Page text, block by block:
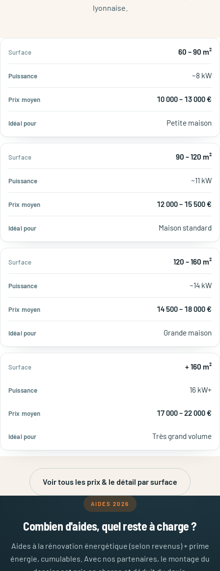
lyonnaise.
Surface 60 – 90 m²
~8 kW
10 000 – 13 000 €
Petite maison
90 – 120 m²
~11 kW
12 000 – 15 500 €
Maison standard
120 – 160 m²
~14 kW
14 500 – 18 000 €
Grande maison
+ 160 m²
16 kW+
17 000 – 22 000 €
Très grand volume
Voir tous les prix & le détail par surface
AIDES 2026
Combien d'aides, quel reste à charge ?
Aides à la rénovation énergétique (selon revenus) + prime
énergie, cumulables. Avec nos partenaires, le montage du